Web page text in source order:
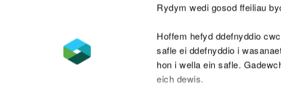
Rydym wedi gosod ffeiliau
Hoffem hefyd ddefnyddio
safle ei ddefnyddio i
hon i wella ein safle.
eich dewis.
Datganiad hygyrchedd Safonau'r Gymraeg